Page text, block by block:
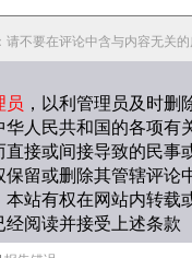
请不要在评论中含与内容无关
员 ，以利管理员及时删
华人民共和国的各项有
直接或间接导致的民事
保留或删除其管辖评论
本站有权在网站内转载
经阅读并接受上述条款